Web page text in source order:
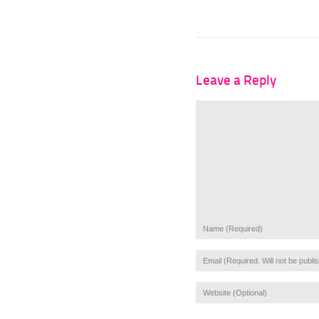
Leave a Reply
Name (Required)
Email (Required. Will not be
Website (Optional)